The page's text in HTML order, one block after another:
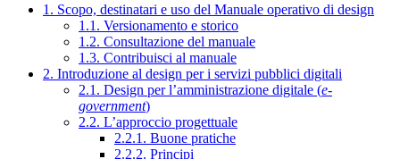
1. Scopo, destinatari e uso del Manuale operativo di design
1.1. Versionamento e storico
1.2. Consultazione del manuale
1.3. Contribuisci al manuale
2. Introduzione al design per i servizi pubblici digitali
2.1. Design per l’amministrazione digitale (e-
government)
2.2. L’approccio progettuale
2.2.1. Buone pratiche
2.2.2. Principi